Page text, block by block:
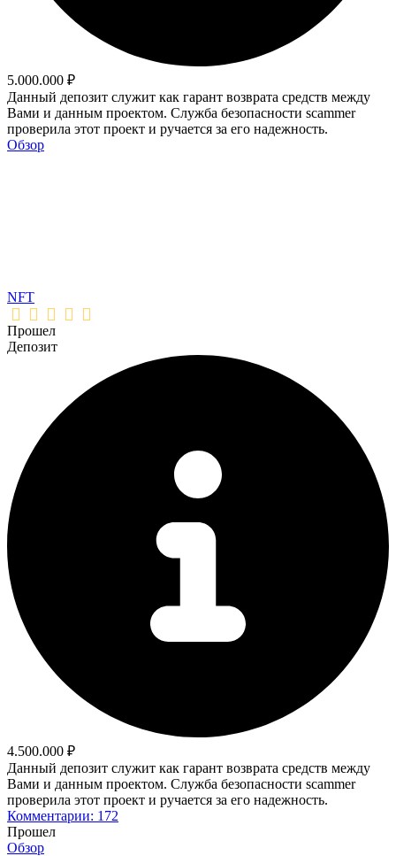
5.000.000 ₽
Данный депозит служит как гарант возврата средств между
Вами и данным проектом. Служба безопасности scammer
проверила этот проект и ручается за его надежность.
Обзор
NFT
Прошел
Депозит
4.500.000 ₽
Данный депозит служит как гарант возврата средств между
Вами и данным проектом. Служба безопасности scammer
проверила этот проект и ручается за его надежность.
Комментарии: 172
Прошел
Обзор